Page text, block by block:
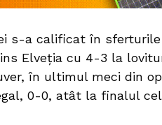
s-a calificat în
Elveția cu 4-3 la
în ultimul meci din
0-0, atât la finalul